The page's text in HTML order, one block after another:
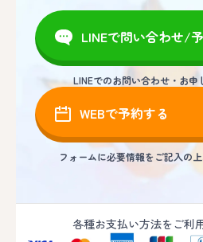
LINEで問い合わせ/
LINEでのお問い合わせ・お申
WEBで予約する
フォームに必要情報をご記入の
各種お支払い方法をご利